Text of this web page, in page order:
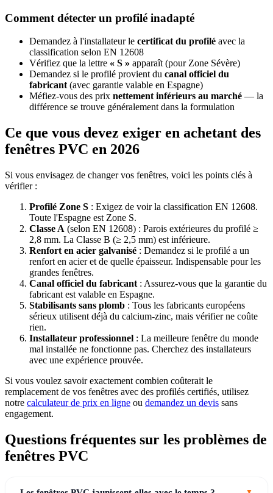
Comment détecter un profilé inadapté
Demandez à l'installateur le certificat du profilé avec la
classification selon EN 12608
Vérifiez que la lettre « S » apparaît (pour Zone Sévère)
Demandez si le profilé provient du canal officiel du
fabricant (avec garantie valable en Espagne)
Méfiez-vous des prix nettement inférieurs au marché — la
différence se trouve généralement dans la formulation
Ce que vous devez exiger en achetant des
fenêtres PVC en 2026
Si vous envisagez de changer vos fenêtres, voici les points clés à
vérifier :
Profilé Zone S : Exigez de voir la classification EN 12608.
Toute l'Espagne est Zone S.
Classe A (selon EN 12608) : Parois extérieures du profilé ≥
2,8 mm. La Classe B (≥ 2,5 mm) est inférieure.
Renfort en acier galvanisé : Demandez si le profilé a un
renfort en acier et de quelle épaisseur. Indispensable pour les
grandes fenêtres.
Canal officiel du fabricant : Assurez-vous que la garantie du
fabricant est valable en Espagne.
Stabilisants sans plomb : Tous les fabricants européens
sérieux utilisent déjà du calcium-zinc, mais vérifier ne coûte
rien.
Installateur professionnel : La meilleure fenêtre du monde
mal installée ne fonctionne pas. Cherchez des installateurs
avec une expérience prouvée.
Si vous voulez savoir exactement combien coûterait le
remplacement de vos fenêtres avec des profilés certifiés, utilisez
notre calculateur de prix en ligne ou demandez un devis sans
engagement.
Questions fréquentes sur les problèmes de
fenêtres PVC